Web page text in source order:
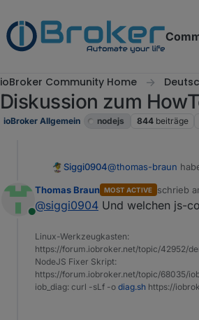
ioBroker Community Home
Diskussion zum
ioBroker Allgemein nodejs 844 beiträge
Siggi0904@thomas-braun
Online
Thomas Braun MOST ACTIVE schrieb
zuletzt
@siggi0904 Und welchen js-
Linux-Werkzeugkasten:
https://forum.iobroker.net/topic/42952/
NodeJS Fixer Skript:
https://forum.iobroker.net/topic/68035/
iob_diag: curl -sLf -o diag.sh https://